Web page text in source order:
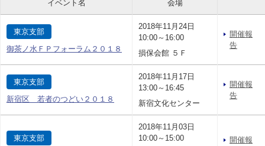
イベント名
会場
東京支部
御茶ノ水ＦＰフォーラム２０１８
2018年11月24日
10:00～16:00
損保会館 ５Ｆ
開催報
告
東京支部
新宿区 若者のつどい２０１８
2018年11月17日
13:00～16:45
新宿文化センター
開催報
告
東京支部
2018年11月03日
10:00～15:00
開催報